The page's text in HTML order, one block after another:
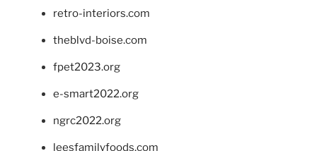
retro-interiors.com
theblvd-boise.com
fpet2023.org
e-smart2022.org
ngrc2022.org
leesfamilyfoods.com